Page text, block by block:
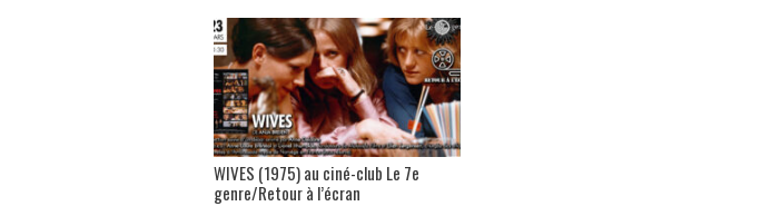
WIVES (1975) au ciné-club Le 7e
genre/Retour à l’écran